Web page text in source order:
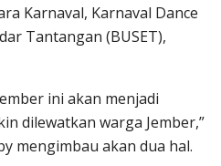
Karnaval, Karnaval Dance
Tantangan (BUSET),
ini akan menjadi
dilewatkan warga Jember,”
mengimbau akan dua hal.